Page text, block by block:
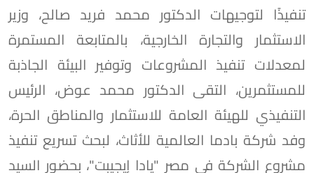
تنفيذًا لتوجيهات الدكتور محمد فريد صالح، وزير
الاستثمار والتجارة الخارجية، بالمتابعة المستمرة
لمعدلات تنفيذ المشروعات وتوفير البيئة الجاذبة
للمستثمرين، التقى الدكتور محمد عوض، الرئيس
التنفيذي للهيئة العامة للاستثمار والمناطق الحرة،
وفد شركة بادما العالمية للأثاث، لبحث تسريع تنفيذ
مشروع الشركة في مصر "يادا إيجيبت"، بحضور السيد